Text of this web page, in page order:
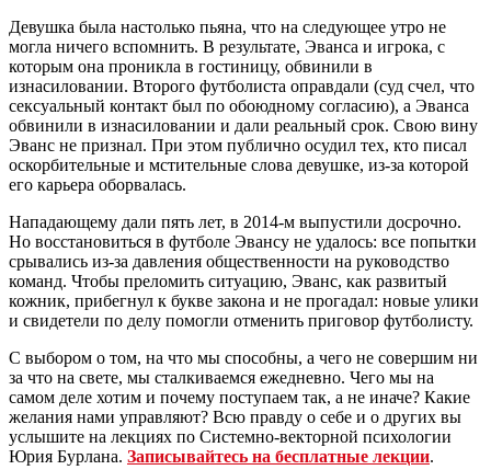
Девушка была настолько пьяна, что на следующее утро не
могла ничего вспомнить. В результате, Эванса и игрока, с
которым она проникла в гостиницу, обвинили в
изнасиловании. Второго футболиста оправдали (суд счел, что
сексуальный контакт был по обоюдному согласию), а Эванса
обвинили в изнасиловании и дали реальный срок. Свою вину
Эванс не признал. При этом публично осудил тех, кто писал
оскорбительные и мстительные слова девушке, из-за которой
его карьера оборвалась.
Нападающему дали пять лет, в 2014-м выпустили досрочно.
Но восстановиться в футболе Эвансу не удалось: все попытки
срывались из-за давления общественности на руководство
команд. Чтобы преломить ситуацию, Эванс, как развитый
кожник, прибегнул к букве закона и не прогадал: новые улики
и свидетели по делу помогли отменить приговор футболисту.
С выбором о том, на что мы способны, а чего не совершим ни
за что на свете, мы сталкиваемся ежедневно. Чего мы на
самом деле хотим и почему поступаем так, а не иначе? Какие
желания нами управляют? Всю правду о себе и о других вы
услышите на лекциях по Системно-векторной психологии
Юрия Бурлана. Записывайтесь на бесплатные лекции.